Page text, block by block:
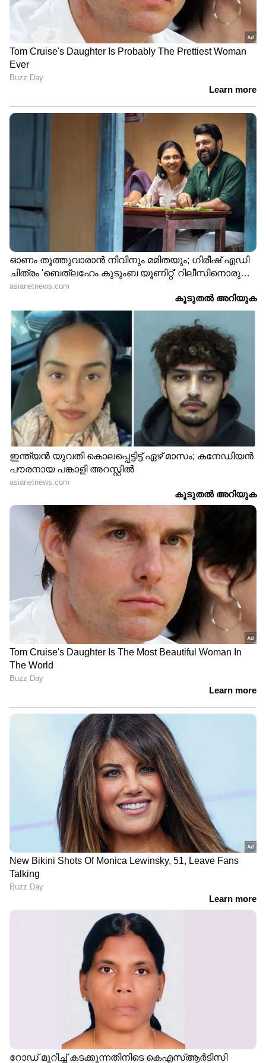
അഞ്ചാം സമ്മാനം- 2,000 രൂപ
0352 1140 3275 5229 6016 7283
ആറാം സമ്മാനം-1,000 രൂപ
0514 0902 1061 1212 1280 2069 2528 2630 3381
3489 3725 3947 4085 4420 4443 4944 5670
6826 6843 7042 7675 7733 8350 8814 9572
ഏഴാം സമ്മാനം- 500 രൂപ
ഒന്‍പതാം സമ്മാനം- 100 രൂപ